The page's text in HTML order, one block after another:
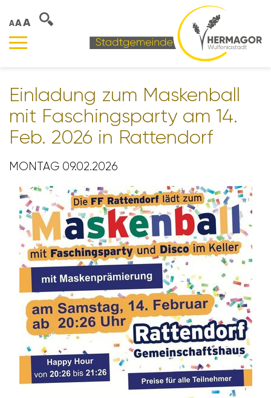
AAA
Einla­dung zum Masken­ball
mit Faschings­party am 14.
Feb. 2026 in Ratten­dorf
MONTAG 09.02.2026